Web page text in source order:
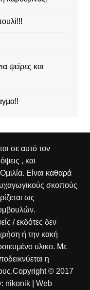
ψείρες και
σε αυτό τον
, και
Είναι καθαρά
σκοπούς
ως
/ εκδότες δεν
ή την κακή
υλικο. Με
η
© 2017
nikonik | Web